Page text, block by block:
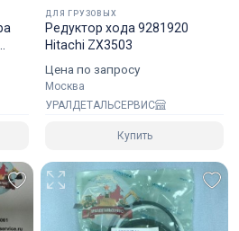
размера и с
защиты.
готовы взять на себя все
заказа в любой регион РФ, в
и ЕС.
ДЛЯ ГРУЗОВЫХ
Редуктор хода 9281920
Hitachi ZX3503
Цена по запросу
Москва
УРАЛДЕТАЛЬСЕРВИС
Купить